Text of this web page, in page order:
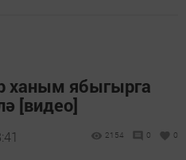
ханым ябыгырга
[видео]
2154 0 0